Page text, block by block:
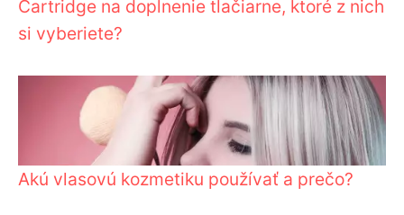
Cartridge na doplnenie tlačiarne, ktoré z nich
si vyberiete?
Akú vlasovú kozmetiku používať a prečo?